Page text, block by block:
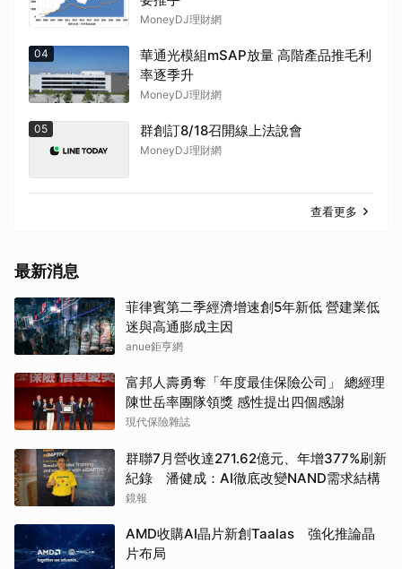
MoneyDJ理財網
04
華通光模組mSAP放量 高階產品推毛利
率逐季升
MoneyDJ理財網
05 群創訂8/18召開線上法說會
MoneyDJ理財網
查看更多
最新消息
菲律賓第二季經濟增速創5年新低 營建業低
迷與高通膨成主因
anue鉅亨網
富邦人壽勇奪「年度最佳保險公司」 總經理
陳世岳率團隊領獎 感性提出四個感謝
現代保險雜誌
群聯7月營收達271.62億元、年增377%刷新
紀錄 潘健成：AI徹底改變NAND需求結構
鏡報
AMD收購AI晶片新創Taalas 強化推論晶
片布局